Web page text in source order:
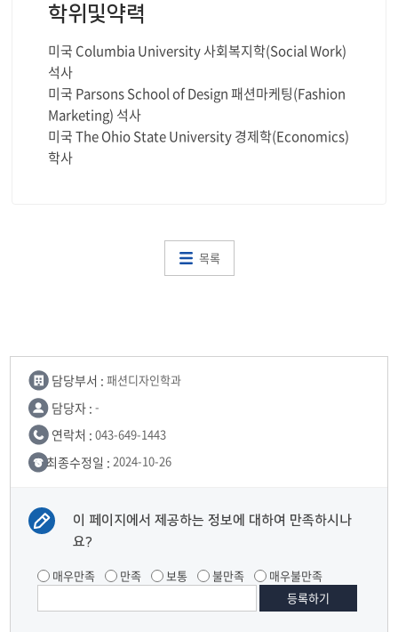
학위및약력
미국 Columbia University 사회복지학(Social Work)
석사
미국 Parsons School of Design 패션마케팅(Fashion
Marketing) 석사
미국 The Ohio State University 경제학(Economics)
학사
목록
담당부서 : 패션디자인학과
담당자 : -
연락처 : 043-649-1443
최종수정일 : 2024-10-26
이 페이지에서 제공하는 정보에 대하여 만족하시나
요?
매우만족 만족 보통 불만족 매우불만족